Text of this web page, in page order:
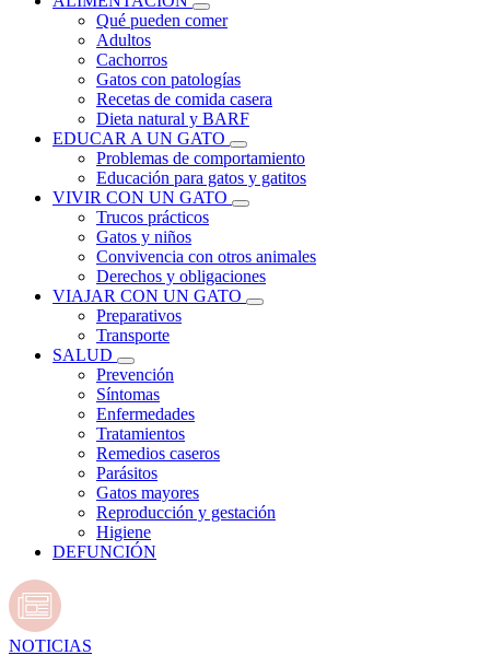
Qué pueden comer
Adultos
Cachorros
Gatos con patologías
Recetas de comida casera
Dieta natural y BARF
EDUCAR A UN GATO
Problemas de comportamiento
Educación para gatos y gatitos
VIVIR CON UN GATO
Trucos prácticos
Gatos y niños
Convivencia con otros animales
Derechos y obligaciones
VIAJAR CON UN GATO
Preparativos
Transporte
SALUD
Prevención
Síntomas
Enfermedades
Tratamientos
Remedios caseros
Parásitos
Gatos mayores
Reproducción y gestación
Higiene
DEFUNCIÓN
NOTICIAS